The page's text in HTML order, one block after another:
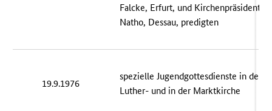
Falcke, Erfurt, und Kirchenpräsident
Natho, Dessau, predigten
19.9.1976
spezielle Jugendgottesdienste in der
Luther- und in der Marktkirche